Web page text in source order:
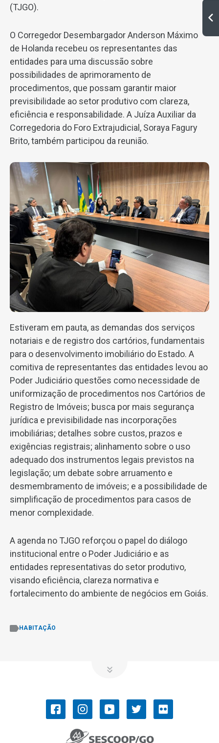
(TJGO).
O Corregedor Desembargador Anderson Máximo
de Holanda recebeu os representantes das
entidades para uma discussão sobre
possibilidades de aprimoramento de
procedimentos, que possam garantir maior
previsibilidade ao setor produtivo com clareza,
eficiência e responsabilidade. A Juíza Auxiliar da
Corregedoria do Foro Extrajudicial, Soraya Fagury
Brito, também participou da reunião.
Estiveram em pauta, as demandas dos serviços
notariais e de registro dos cartórios, fundamentais
para o desenvolvimento imobiliário do Estado. A
comitiva de representantes das entidades levou ao
Poder Judiciário questões como necessidade de
uniformização de procedimentos nos Cartórios de
Registro de Imóveis; busca por mais segurança
jurídica e previsibilidade nas incorporações
imobiliárias; detalhes sobre custos, prazos e
exigências registrais; alinhamento sobre o uso
adequado dos instrumentos legais previstos na
legislação; um debate sobre arruamento e
desmembramento de imóveis; e a possibilidade de
simplificação de procedimentos para casos de
menor complexidade.
A agenda no TJGO reforçou o papel do diálogo
institucional entre o Poder Judiciário e as
entidades representativas do setor produtivo,
visando eficiência, clareza normativa e
fortalecimento do ambiente de negócios em Goiás.
HABITAÇÃO
Convenções Coletivas de Trabalho
COOPERATIVISMO
História do Cooperativismo